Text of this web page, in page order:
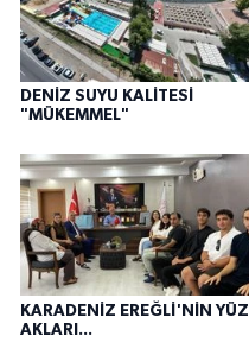
DENİZ SUYU KALİTESİ
"MÜKEMMEL"
KARADENİZ EREĞLİ'NİN YÜZ
AKLARI...